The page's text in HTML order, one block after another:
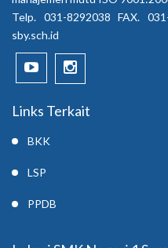
Telp. 031-8292038 FAX.
sby.sch.id
Links Terkait
BKK
LSP
PPDB